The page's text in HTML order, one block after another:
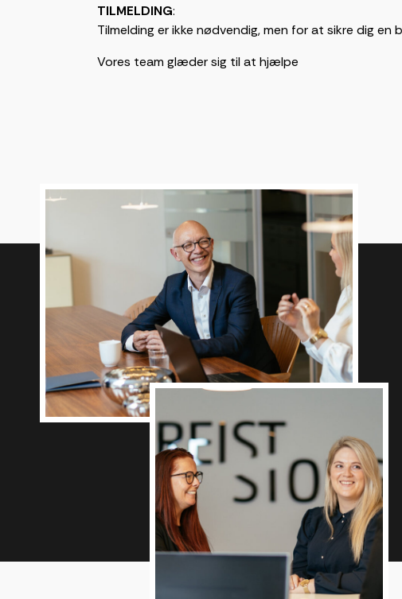
TILMELDING:
Tilmelding er ikke nødvendig, men for at sikre dig
Vores team glæder sig til at hjælpe